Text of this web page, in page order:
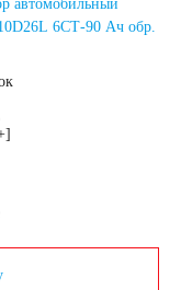
автомобильный
6СТ-90 Ач обр.